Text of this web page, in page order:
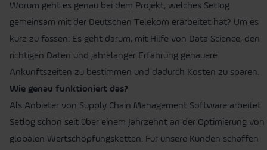
Worum geht es genau bei dem Projekt, welches Setlog
gemeinsam mit der Deutschen Telekom erarbeitet hat? Um es
kurz zu fassen: Es geht darum, mit Hilfe von Data Science, den
richtigen Daten und jahrelanger Erfahrung genauere
Ankunftszeiten zu bestimmen und dadurch Kosten zu sparen.
Wie genau funktioniert das?
Als Anbieter von Supply Chain Management Software arbeitet
Setlog schon seit über einem Jahrzehnt an der Optimierung von
globalen Wertschöpfungsketten. Für unsere Kunden schaffen